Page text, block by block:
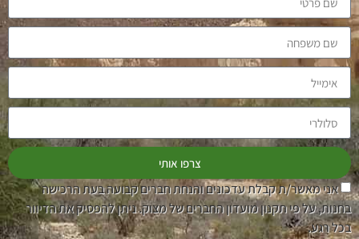
אני מאשר/ת קבלת עדכונים והנחת חברים קבועה בעת הרכישה
בחנות, על פי תקנון מועדון החברים של מצוק. ניתן להפסיק את הדיוור
בכל רגע.
צרפו אותי